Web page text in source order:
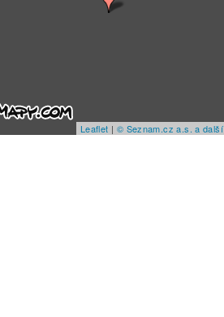
Leaflet | © Seznam.cz a.s. a další